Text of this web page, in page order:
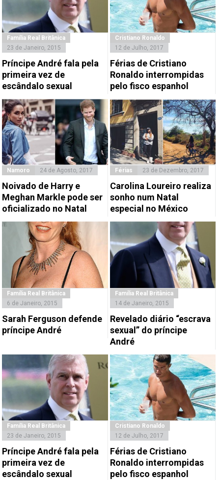
Família Real Britânica
23 de Janeiro, 2015
Príncipe André fala pela
primeira vez de
escândalo sexual
Cristiano Ronaldo
12 de Julho, 2017
Férias de Cristiano
Ronaldo interrompidas
pelo fisco espanhol
Namoro 24 de Agosto, 2017
Noivado de Harry e
Meghan Markle pode ser
oficializado no Natal
Férias 23 de Dezembro, 2017
Carolina Loureiro realiza
sonho num Natal
especial no México
Família Real Britânica
6 de Janeiro, 2015
Sarah Ferguson defende
príncipe André
Família Real Britânica
14 de Janeiro, 2015
Revelado diário “escrava
sexual” do príncipe
André
Família Real Britânica
23 de Janeiro, 2015
Príncipe André fala pela
primeira vez de
escândalo sexual
Cristiano Ronaldo
12 de Julho, 2017
Férias de Cristiano
Ronaldo interrompidas
pelo fisco espanhol